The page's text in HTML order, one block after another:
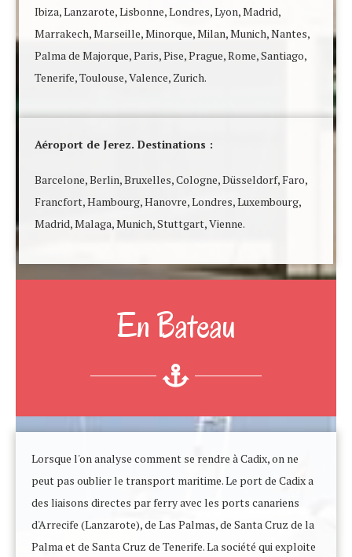
Ibiza, Lanzarote, Lisbonne, Londres, Lyon, Madrid,
Marrakech, Marseille, Minorque, Milan, Munich, Nantes,
Palma de Majorque, Paris, Pise, Prague, Rome, Santiago,
Tenerife, Toulouse, Valence, Zurich.
Aéroport de Jerez. Destinations :
Barcelone, Berlin, Bruxelles, Cologne, Düsseldorf, Faro,
Francfort, Hambourg, Hanovre, Londres, Luxembourg,
Madrid, Malaga, Munich, Stuttgart, Vienne.
En Bateau
Lorsque l'on analyse comment se rendre à Cadix, on ne
peut pas oublier le transport maritime. Le port de Cadix a
des liaisons directes par ferry avec les ports canariens
d'Arrecife (Lanzarote), de Las Palmas, de Santa Cruz de la
Palma et de Santa Cruz de Tenerife. La société qui exploite